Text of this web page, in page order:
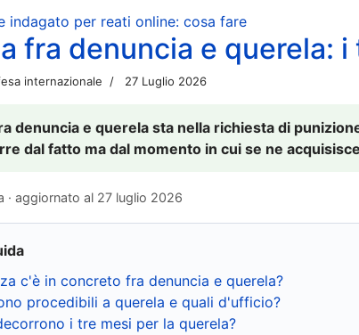
indagato per reati online: cosa fare
fra denuncia e querela: i
internazionale 27 Luglio 2026
denuncia e querela sta nella richiesta di
dal fatto ma dal momento in cui se ne
aggiornato al 27 luglio 2026
c'è in concreto fra denuncia e querela?
procedibili a querela e quali d'ufficio?
i tre mesi per la querela?